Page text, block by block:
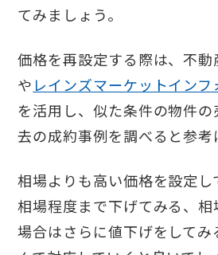
てみましょう。
価格を再設定する際は、不動
や レインズマーケットイン
を活用し、似た条件の物件
去の成約事例を調べると参考
相場よりも高い価格を設定
相場程度まで下げてみる、
場合はさらに値下げをしてみ